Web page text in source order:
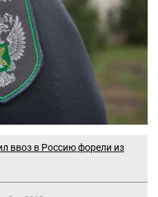
ввоз в Россию форели из